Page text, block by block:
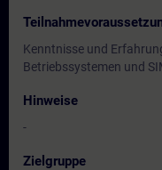
Kenntnisse und
Betriebssystemen und
Hinweise
-
Zielgruppe